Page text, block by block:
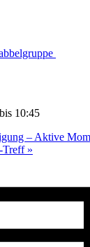
bis 10:45
– Aktive
Treff »